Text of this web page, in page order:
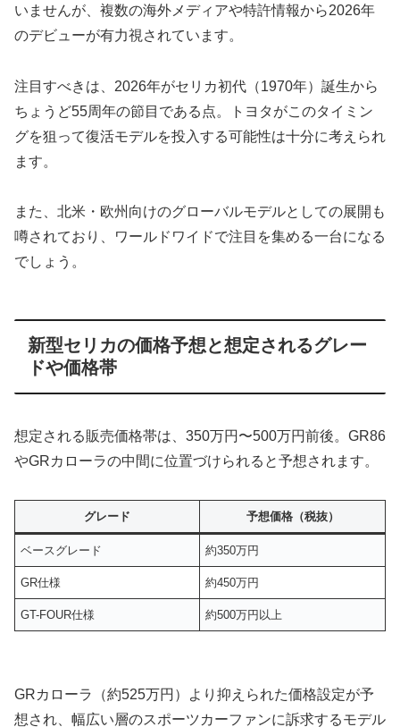
いませんが、複数の海外メディアや特許情報から2026年
のデビューが有力視されています。
注目すべきは、2026年がセリカ初代（1970年）誕生から
ちょうど55周年の節目である点。トヨタがこのタイミン
グを狙って復活モデルを投入する可能性は十分に考えられ
ます。
また、北米・欧州向けのグローバルモデルとしての展開も
噂されており、ワールドワイドで注目を集める一台になる
でしょう。
新型セリカの価格予想と想定されるグレー
ドや価格帯
想定される販売価格帯は、350万円〜500万円前後。GR86
やGRカローラの中間に位置づけられると予想されます。
グレード 予想価格（税抜）
ベースグレード 約350万円
GR仕様 約450万円
GT-FOUR仕様 約500万円以上
GRカローラ（約525万円）より抑えられた価格設定が予
想され、幅広い層のスポーツカーファンに訴求するモデル